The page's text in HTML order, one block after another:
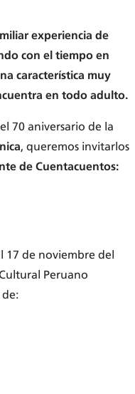
experiencia de
con el tiempo en
característica muy
en todo adulto.
70 aniversario de la
, queremos invitarlos
de Cuentacuentos:
17 de noviembre del
Peruano